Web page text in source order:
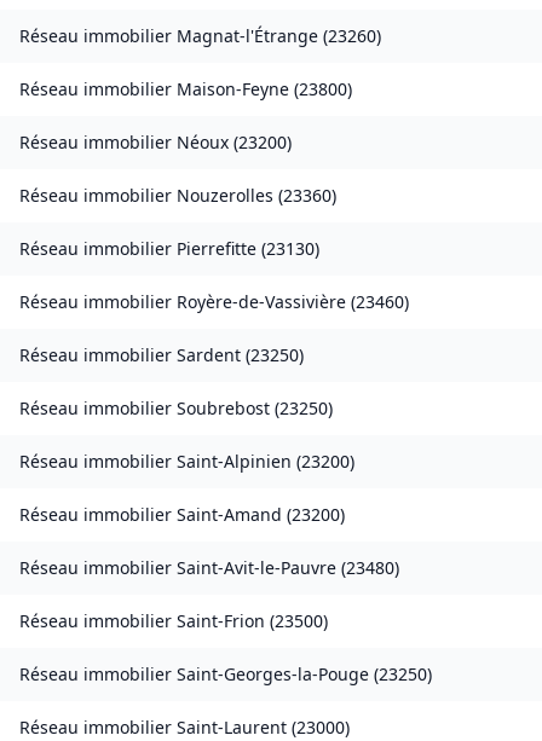
Réseau immobilier Magnat-l'Étrange (23260)
Réseau immobilier Maison-Feyne (23800)
Réseau immobilier Néoux (23200)
Réseau immobilier Nouzerolles (23360)
Réseau immobilier Pierrefitte (23130)
Réseau immobilier Royère-de-Vassivière (23460)
Réseau immobilier Sardent (23250)
Réseau immobilier Soubrebost (23250)
Réseau immobilier Saint-Alpinien (23200)
Réseau immobilier Saint-Amand (23200)
Réseau immobilier Saint-Avit-le-Pauvre (23480)
Réseau immobilier Saint-Frion (23500)
Réseau immobilier Saint-Georges-la-Pouge (23250)
Réseau immobilier Saint-Laurent (23000)